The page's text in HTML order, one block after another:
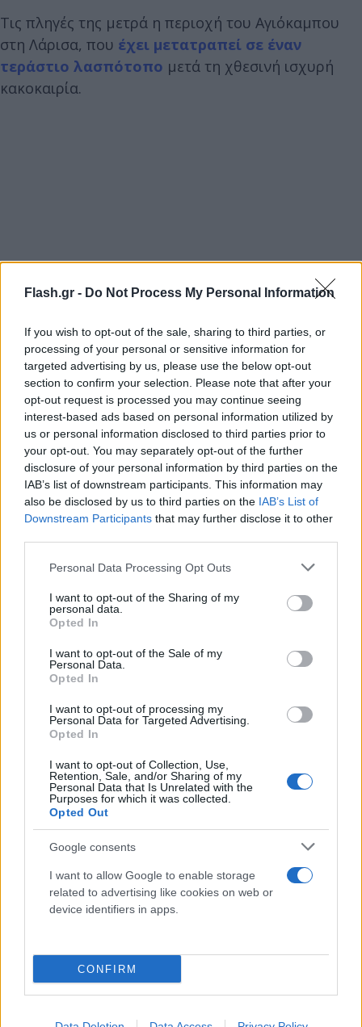
Flash.gr - Do Not Process My Personal Information
If you wish to opt-out of the sale, sharing to third parties, or
processing of your personal or sensitive information for
targeted advertising by us, please use the below opt-out
section to confirm your selection. Please note that after your
opt-out request is processed you may continue seeing
interest-based ads based on personal information utilized by
us or personal information disclosed to third parties prior to
your opt-out. You may separately opt-out of the further
disclosure of your personal information by third parties on the
IAB’s list of downstream participants. This information may
also be disclosed by us to third parties on the IAB’s List of
Downstream Participants that may further disclose it to other
Please note that this website/app uses one or more Google
not limited to your visit or usage behaviour. You may click to
grant or deny consent to Google and its third-party tags to
use your data for below specified purposes in below Google
consent section.
Personal Data Processing Opt Outs
I want to opt-out of the Sharing of my
personal data.
Opted In
I want to opt-out of the Sale of my
Personal Data.
Opted In
I want to opt-out of processing my
Personal Data for Targeted Advertising.
Opted In
I want to opt-out of Collection, Use,
Retention, Sale, and/or Sharing of my
Personal Data that Is Unrelated with the
Purposes for which it was collected.
Opted Out
Google consents
I want to allow Google to enable storage
related to advertising like cookies on web or
device identifiers in apps.
CONFIRM
Τις πληγές της μετρά η περιοχή του Αγιόκαμπου
στη Λάρισα, που έχει μετατραπεί σε έναν
τεράστιο λασπότοπο μετά τη χθεσινή ισχυρή
κακοκαιρία.
Η έντονη βροχόπτωση της Κυριακής (1/2)
προκάλεσε την υπερχείλιση ενός χειμάρρου που
καταλήγει στην παραλία, με αποτέλεσμα να
πλημμυρίσει η ευρύτερη περιοχή γύρω από τις
εκβολές του στη θάλασσα.
Δρόμοι, σπίτια και επιχειρήσεις γέμισαν λάσπη και
φερτά υλικά, με τους κατοίκους να είναι σε
απόγνωση ενώ η περιοχή συνεχίζει να
αντιμετωπίζει μεγάλα προβλήματα ένα 24ωρο
Στις περιοχές Αγιόκαμπος, Σωτηρίτσα και Βελίκα
ενώ ρέματα υπερχείλισαν, μεταφέροντας μεγάλες
ποσότητες νερού και φερτών υλικών προς την
— Flash.gr (@flashgrofficial) February 1, 2026